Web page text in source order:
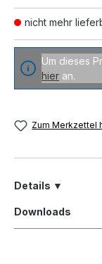
nicht mehr
Um dieses
hier an.
Zum Merkzettel
Details ▼
Downloads